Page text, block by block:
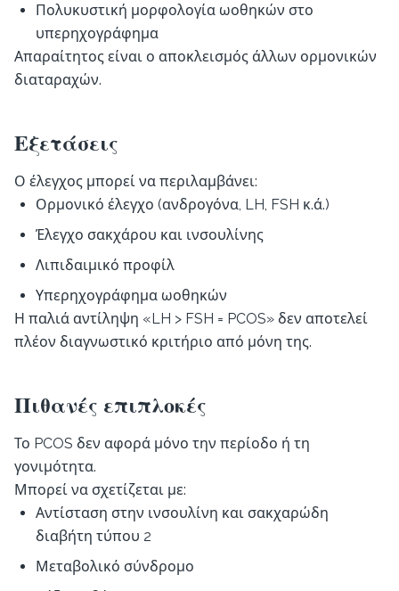
Πολυκυστική μορφολογία ωοθηκών στο
υπερηχογράφημα
Απαραίτητος είναι ο αποκλεισμός άλλων ορμονικών
διαταραχών.
Εξετάσεις
Ο έλεγχος μπορεί να περιλαμβάνει:
Ορμονικό έλεγχο (ανδρογόνα, LH, FSH κ.ά.)
Έλεγχο σακχάρου και ινσουλίνης
Λιπιδαιμικό προφίλ
Υπερηχογράφημα ωοθηκών
Η παλιά αντίληψη «LH > FSH = PCOS» δεν αποτελεί
πλέον διαγνωστικό κριτήριο από μόνη της.
Πιθανές επιπλοκές
Το PCOS δεν αφορά μόνο την περίοδο ή τη
γονιμότητα.
Μπορεί να σχετίζεται με:
Αντίσταση στην ινσουλίνη και σακχαρώδη
διαβήτη τύπου 2
Μεταβολικό σύνδρομο